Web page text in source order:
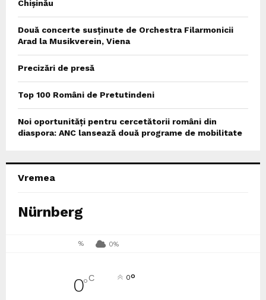
Chișinău
Două concerte susținute de Orchestra Filarmonicii
Arad la Musikverein, Viena
Precizări de presă
Top 100 Români de Pretutindeni
Noi oportunități pentru cercetătorii români din
diaspora: ANC lansează două programe de mobilitate
Vremea
Nürnberg
% 0%
0°C 0°